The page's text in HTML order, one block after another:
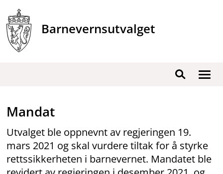
innhold
Barnevernsutvalget
Vis
Søk
Mandat
Utvalget ble oppnevnt av regjeringen 19.
mars 2021 og skal vurdere tiltak for å styrke
rettssikkerheten i barnevernet. Mandatet ble